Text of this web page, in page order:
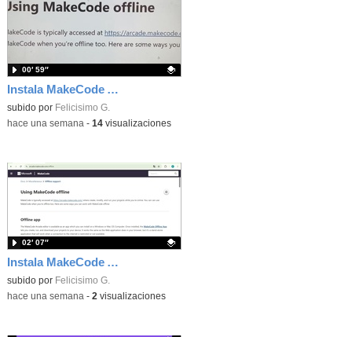
Instala MakeCode Arcade para trabajar offline en tu tablet, ordenador, Chromebook
Contenido educativo.
subido por Felicisimo G.
00′ 59″
-hace una semana - 14visualizaciones
Instala MakeCode Arcade offline para programar grandes juegos sin necesidad de Internet
Contenido educativo.
subido por Felicisimo G.
02′ 07″
-hace una semana - 2 visualizaciones